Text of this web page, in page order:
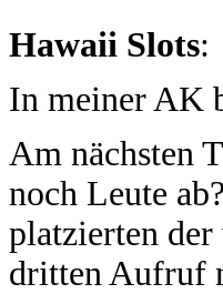
Hawaii Slots:
In meiner AK
Am nächsten
noch Leute
platzierten der
dritten Aufruf